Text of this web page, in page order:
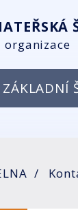
organizace
ZÁKLADNÍ